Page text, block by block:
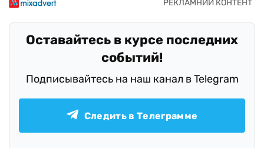
Оставайтесь в курсе последних
событий!
Подписывайтесь на наш канал в Telegram
Следить в Телеграмме